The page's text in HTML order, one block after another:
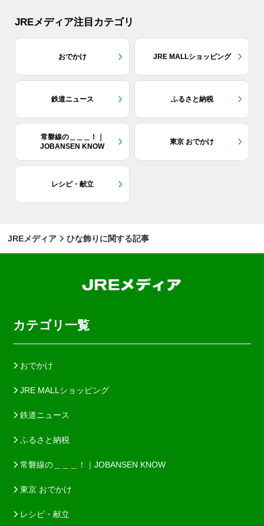
JREメディア注目カテゴリ
おでかけ JRE MALLショッピング
鉄道ニュース ふるさと納税
常磐線の＿＿＿！｜
JOBANSEN KNOW
東京 おでかけ
レシピ・献立
JREメディア ひな飾りに関する記事
カテゴリ一覧
おでかけ
JRE MALLショッピング
鉄道ニュース
ふるさと納税
常磐線の＿＿＿！｜JOBANSEN KNOW
東京 おでかけ
レシピ・献立